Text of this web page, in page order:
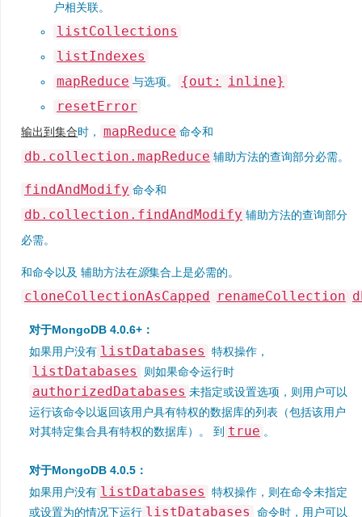
户相关联。
listCollections
listIndexes
mapReduce 与选项。 {out:
inline}
resetError
输出到集合时， mapReduce 命令和
db.collection.mapReduce 辅助方法的查询部分必需。
findAndModify 命令和
db.collection.findAndModify 辅助方法的查询部分
必需。
和命令以及 辅助方法在源集合上是必需的。
cloneCollectionAsCapped renameCollection
对于MongoDB 4.0.6+：
如果用户没有 listDatabases 特权操作，
listDatabases 则如果命令运行时
authorizedDatabases 未指定或设置选项，则用户可以
运行该命令以返回该用户具有特权的数据库的列表（包括该用户
对其特定集合具有特权的数据库）。 到 true 。
对于MongoDB 4.0.5：
如果用户没有 listDatabases
特权操作，则在命令未指定
或设置为的情况下运行 listDatabases
命令时，用户可以